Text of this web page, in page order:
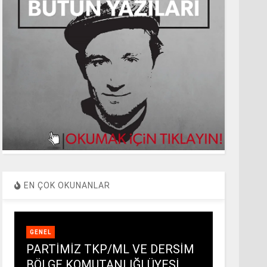
EN ÇOK OKUNANLAR
GENEL
PARTİMİZ TKP/ML VE DERSİM